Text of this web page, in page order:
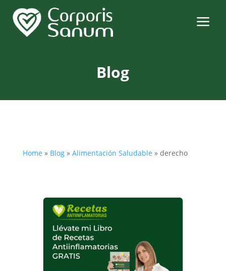
a
Blog
Home » Blog» Alimentación Saludable » derecho